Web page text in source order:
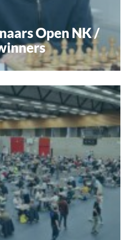
Open NK /